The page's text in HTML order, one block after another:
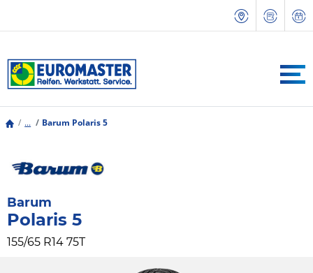
... Barum Polaris 5
Barum
Polaris 5
155/65 R14 75T